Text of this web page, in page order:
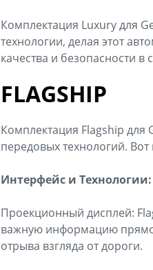
Комплектация Luxury для
технологии, делая этот
качества и безопасности в
FLAGSHIP
Комплектация Flagship
передовых технологий.
Интерфейс и Технологии:
Проекционный дисплей:
важную информацию прямо
отрыва взгляда от дороги.